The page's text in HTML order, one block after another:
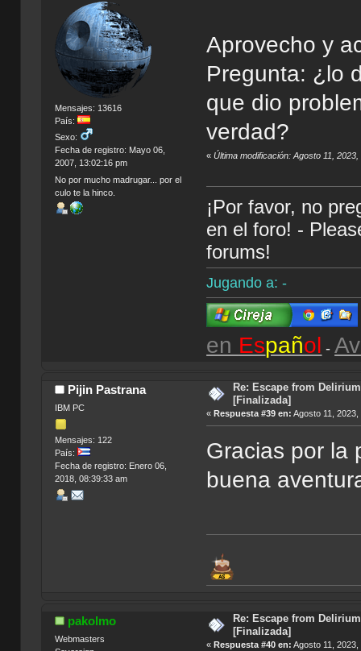
Mensajes: 13616
País:
Sexo:
Fecha de registro: Mayo 06,
2007, 13:02:16 pm
No por mucho madrugar... por el
culo te la hinco.
Aprovecho y
Pregunta: ¿lo
que dio
verdad?
«Última modificación: Agosto 11,
¡Por favor, no
en el foro! -
forums!
Jugando a: -
en Español -
Pijin Pastrana
IBM PC
Mensajes: 122
País:
Fecha de registro: Enero 06,
2018, 08:39:33 am
Re: Escape from
[Finalizada]
«Respuesta #39 en: Agosto 11,
Gracias por la
buena
pakolmo
Webmasters
Re: Escape from
[Finalizada]
«Respuesta #40 en: Agosto 11,